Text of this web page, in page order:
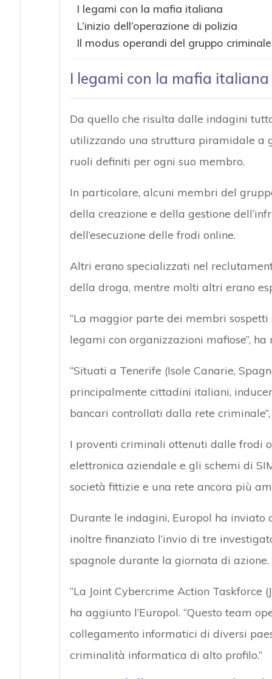
I legami con la mafia italiana
L’inizio dell’operazione di polizia
Il modus operandi del gruppo criminale
I legami con la mafia italiana
Da quello che risulta dalle indagini
utilizzando una struttura piramidale a
ruoli definiti per ogni suo membro.
In particolare, alcuni membri del
della creazione e della gestione
dell’esecuzione delle frodi online.
Altri erano specializzati nel
della droga, mentre molti altri erano
“La maggior parte dei membri
legami con organizzazioni mafiose”, ha
“Situati a Tenerife (Isole Canarie,
principalmente cittadini italiani,
bancari controllati dalla rete
I proventi criminali ottenuti dalle frodi
elettronica aziendale e gli schemi di
società fittizie e una rete ancora più
Durante le indagini, Europol ha
inoltre finanziato l’invio di tre
spagnole durante la giornata di azione.
“La Joint Cybercrime Action Taskforce
ha aggiunto l’Europol. “Questo team
collegamento informatici di diversi
criminalità informatica di alto profilo.”